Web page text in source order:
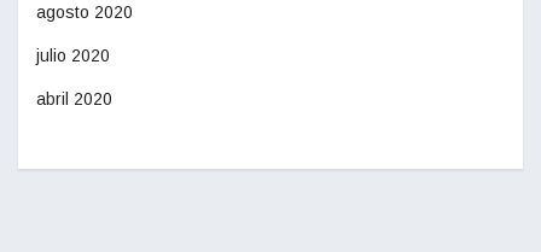
agosto 2020
julio 2020
abril 2020